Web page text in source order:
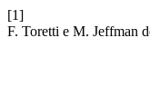
[1]
F. Toretti e M. Jeffman